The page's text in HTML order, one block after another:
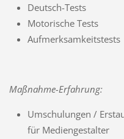
Deutsch-Tests
Motorische Tests
Aufmerksamkeitstests
Maßnahme-Erfahrung:
Umschulungen /
für Mediengestalter